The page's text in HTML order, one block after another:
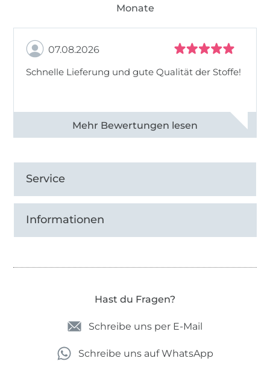
Monate
07.08.2026
Schnelle Lieferung und gute Qualität der Stoffe!
Alle 82990 Bewertungen ansehen
Service
Informationen
Hast du Fragen?
Schreibe uns per E-Mail
Schreibe uns auf WhatsApp